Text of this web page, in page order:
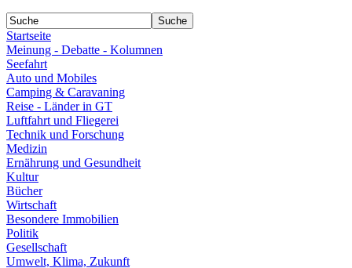
Startseite
Meinung - Debatte - Kolumnen
Seefahrt
Auto und Mobiles
Camping & Caravaning
Reise - Länder in GT
Luftfahrt und Fliegerei
Technik und Forschung
Medizin
Ernährung und Gesundheit
Kultur
Bücher
Wirtschaft
Besondere Immobilien
Politik
Gesellschaft
Umwelt, Klima, Zukunft